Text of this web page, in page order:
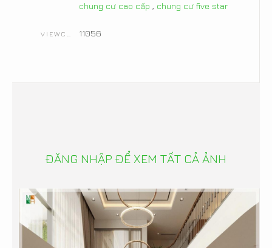
chung cư cao cấp , chung cư five star
11056
ĐĂNG NHẬP ĐỂ XEM TẤT CẢ ẢNH